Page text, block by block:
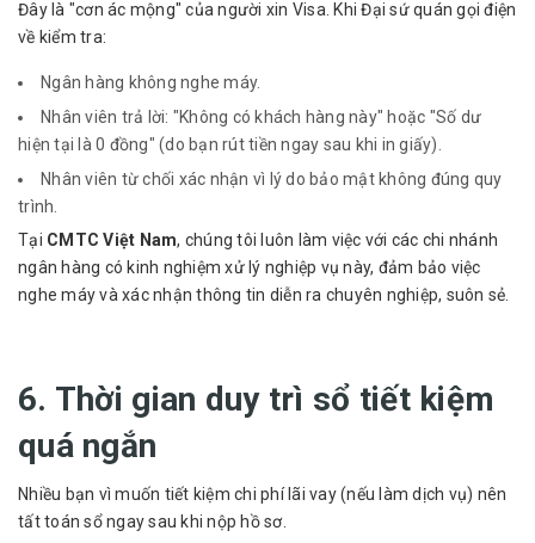
Đây là "cơn ác mộng" của người xin Visa. Khi Đại sứ quán gọi điện
về kiểm tra:
Ngân hàng không nghe máy.
Nhân viên trả lời: "Không có khách hàng này" hoặc "Số dư
hiện tại là 0 đồng" (do bạn rút tiền ngay sau khi in giấy).
Nhân viên từ chối xác nhận vì lý do bảo mật không đúng quy
trình.
Tại CMTC Việt Nam, chúng tôi luôn làm việc với các chi nhánh
ngân hàng có kinh nghiệm xử lý nghiệp vụ này, đảm bảo việc
nghe máy và xác nhận thông tin diễn ra chuyên nghiệp, suôn sẻ.
6. Thời gian duy trì sổ tiết kiệm
quá ngắn
Nhiều bạn vì muốn tiết kiệm chi phí lãi vay (nếu làm dịch vụ) nên
tất toán sổ ngay sau khi nộp hồ sơ.